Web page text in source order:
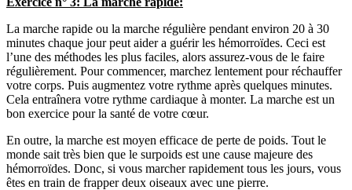
La marche rapide ou la marche régulière pendant environ 20 à 30
minutes chaque jour peut aider a guérir les hémorroïdes. Ceci est
l’une des méthodes les plus faciles, alors assurez-vous de le faire
régulièrement. Pour commencer, marchez lentement pour réchauffer
votre corps. Puis augmentez votre rythme après quelques minutes.
Cela entraînera votre rythme cardiaque à monter. La marche est un
bon exercice pour la santé de votre cœur.
En outre, la marche est moyen efficace de perte de poids. Tout le
monde sait très bien que le surpoids est une cause majeure des
hémorroïdes. Donc, si vous marcher rapidement tous les jours, vous
êtes en train de frapper deux oiseaux avec une pierre.